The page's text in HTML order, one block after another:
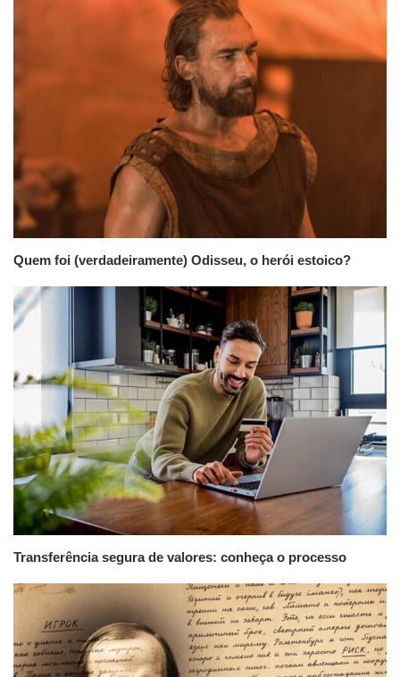
Quem foi (verdadeiramente) Odisseu, o herói estoico?
Transferência segura de valores: conheça o processo